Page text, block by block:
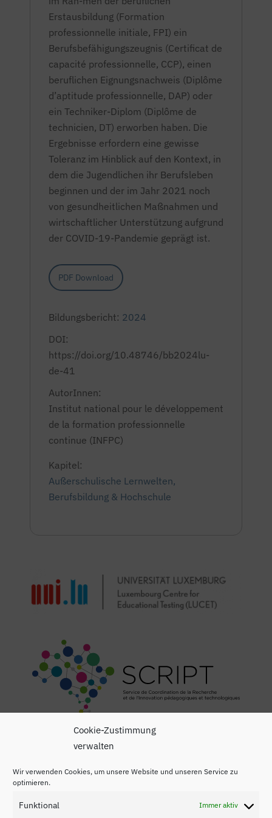
Cookie-Zustimmung
verwalten
Wir verwenden Cookies, um unsere Website und unseren Service zu
optimieren.
Funktional Immer aktiv
Erstausbildung (Formation
professionnelle initiale, FPI) ein
Berufsbefähigungszeugnis (Certificat de
capacité professionnelle, CCP), einen
beruflichen Eignungsnachweis (Diplôme
d’aptitude professionnelle, DAP) oder
ein Techniker-Diplom (Diplôme de
technicien, DT) erworben haben. Die
Ergebnisse erfordern eine gewisse
Toleranz im Hinblick auf den Kontext, in
dem die Jugendlichen ihr Berufsleben
beginnen und der im Jahr 2021 noch
von gesundheitlichen Maßnahmen und
wirtschaftlicher Unterstützung aufgrund
der COVID-19-Pandemie geprägt ist.
PDF Download
Bildungsbericht: 2024
DOI:
https://doi.org/10.48746/bb2024lu-
de-41
AutorInnen:
Institut national pour le développement
de la formation professionnelle
continue (INFPC)
Kapitel:
Außerschulische Lernwelten,
Berufsbildung & Hochschule